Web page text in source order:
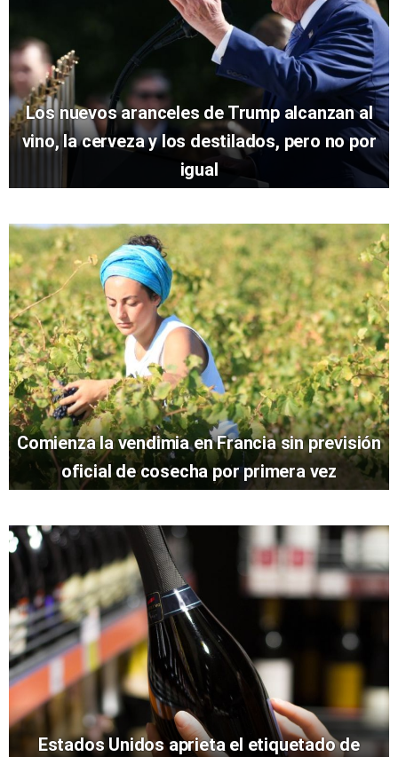
Los nuevos aranceles de Trump alcanzan al
vino, la cerveza y los destilados, pero no por
igual
Comienza la vendimia en Francia sin previsión
oficial de cosecha por primera vez
Estados Unidos aprieta el etiquetado de